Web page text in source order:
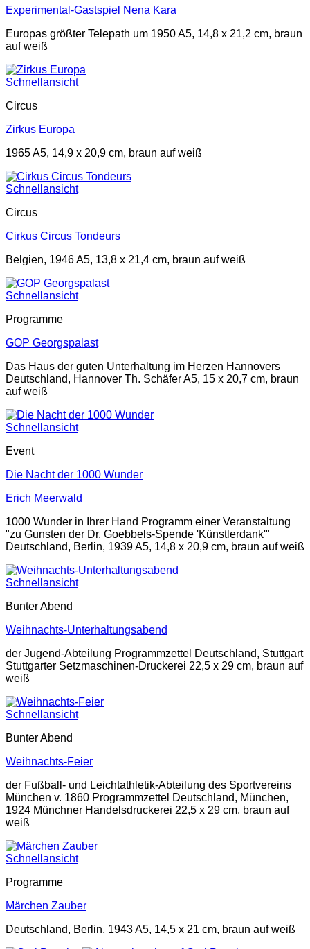
Experimental-Gastspiel Nena Kara
Europas größter Telepath um 1950 A5, 14,8 x 21,2 cm, braun
auf weiß
Schnellansicht
Circus
Zirkus Europa
1965 A5, 14,9 x 20,9 cm, braun auf weiß
Schnellansicht
Circus
Cirkus Circus Tondeurs
Belgien, 1946 A5, 13,8 x 21,4 cm, braun auf weiß
Schnellansicht
Programme
GOP Georgspalast
Das Haus der guten Unterhaltung im Herzen Hannovers
Deutschland, Hannover Th. Schäfer A5, 15 x 20,7 cm, braun
auf weiß
Schnellansicht
Event
Die Nacht der 1000 Wunder
Erich Meerwald
1000 Wunder in Ihrer Hand Programm einer Veranstaltung
"zu Gunsten der Dr. Goebbels-Spende 'Künstlerdank'"
Deutschland, Berlin, 1939 A5, 14,8 x 20,9 cm, braun auf weiß
Schnellansicht
Bunter Abend
Weihnachts-Unterhaltungsabend
der Jugend-Abteilung Programmzettel Deutschland, Stuttgart
Stuttgarter Setzmaschinen-Druckerei 22,5 x 29 cm, braun auf
weiß
Schnellansicht
Bunter Abend
Weihnachts-Feier
der Fußball- und Leichtathletik-Abteilung des Sportvereins
München v. 1860 Programmzettel Deutschland, München,
1924 Münchner Handelsdruckerei 22,5 x 29 cm, braun auf
weiß
Schnellansicht
Programme
Märchen Zauber
Deutschland, Berlin, 1943 A5, 14,5 x 21 cm, braun auf weiß